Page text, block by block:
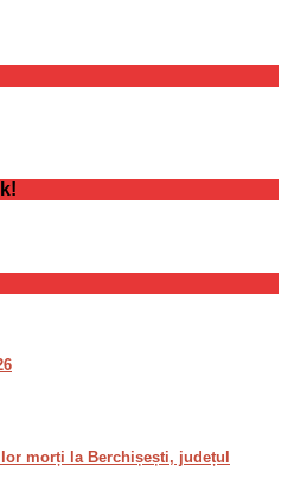
morți la Berchișești, județul